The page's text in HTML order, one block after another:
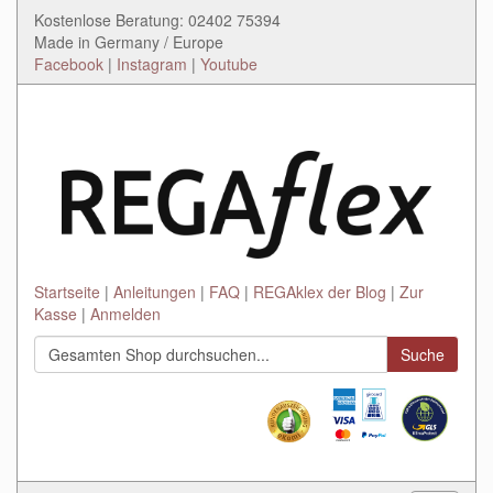
Kostenlose Beratung: 02402 75394
Made in Germany / Europe
Facebook | Instagram | Youtube
Startseite Anleitungen FAQ REGAklex der Blog
Zur
Kasse
Anmelden
Suche